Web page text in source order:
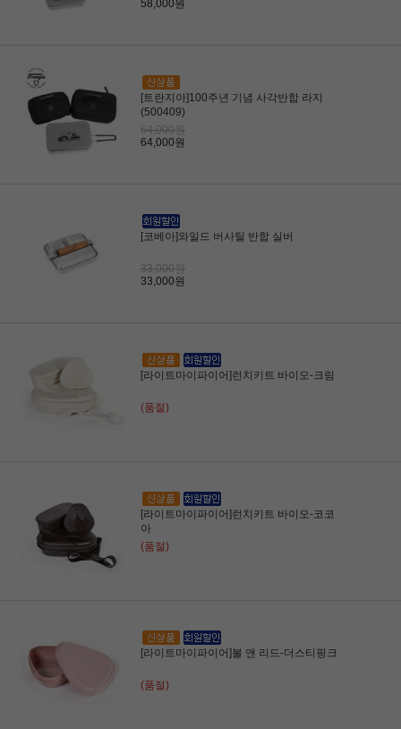
58,000원
[트란지아]100주년 기념 사각반합 라지
(500409)
64,000원
64,000원
[코베아]와일드 버사틸 반합 실버
33,000원
33,000원
[라이트마이파이어]런치키트 바이오-크림
(품절)
[라이트마이파이어]런치키트 바이오-코코
아
(품절)
[라이트마이파이어]볼 앤 리드-더스티핑크
(품절)